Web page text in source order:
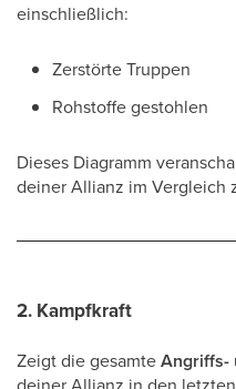
einschließlich:
Zerstörte Truppen
Rohstoffe gestohlen
Dieses Diagramm
deiner Allianz im Vergleich
2. Kampfkraft
Zeigt die gesamteAngriffs-